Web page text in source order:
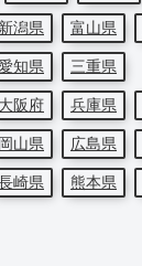
新潟県 富山県
知県
三重県
大阪府 兵庫県
岡山県 広島県
崎県 熊本県